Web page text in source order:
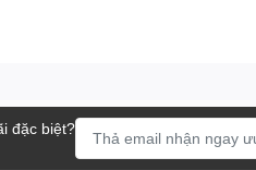
đặc biệt?